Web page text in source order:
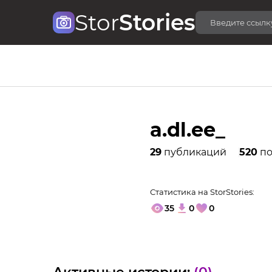
StorStories
a.dl.ee_
29 публикаций 520
Статистика на StorStories:
35 0 0